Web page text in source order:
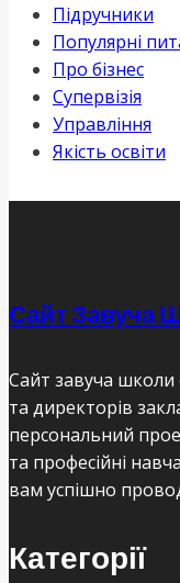
Підручники
Популярні
Про бізнес
Супервізія
Управління
Якість освіти
Сайт Завуча
Сайт завуча школи
та директорів
персональний
та професійні
вам успішно
Категорії